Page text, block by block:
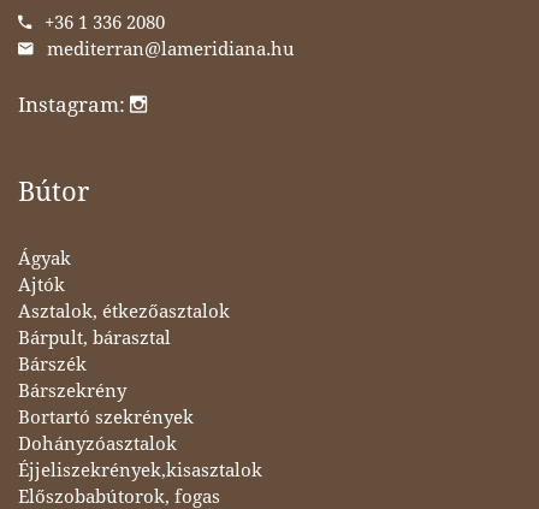
+36 1 336 2080
mediterran@lameridiana.hu
Instagram:
Bútor
Ágyak
Ajtók
Asztalok, étkezőasztalok
Bárpult, bárasztal
Bárszék
Bárszekrény
Bortartó szekrények
Dohányzóasztalok
Éjjeliszekrények,kisasztalok
Előszobabútorok, fogas